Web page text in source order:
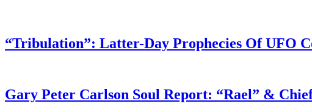
“Tribulation”: Latter-Day Prophecies Of UFO
Gary Peter Carlson Soul Report: “Rael” &